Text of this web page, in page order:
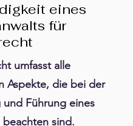
eines
für
umfasst alle
Aspekte, die bei der
Führung eines
beachten sind.